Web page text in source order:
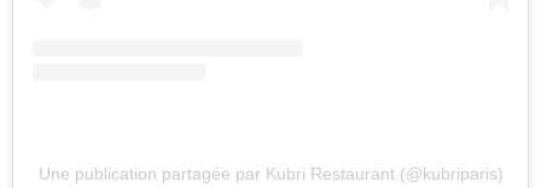
Une publication partagée par Kubri Restaurant (@kubriparis)